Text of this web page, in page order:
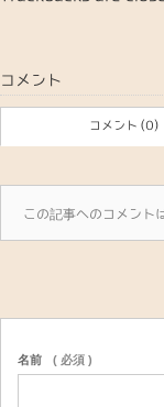
コメント
コメント (0)
この記事へのコメント
名前 ( 必須 )